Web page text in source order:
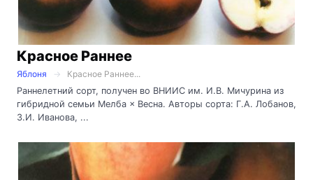
Красное Раннее
Яблоня
Красное Раннее...
Раннелетний сорт, получен во ВНИИС им. И.В. Мичурина из
гибридной семьи Мелба × Весна. Авторы сорта: Г.А. Лобанов,
З.И. Иванова, ...